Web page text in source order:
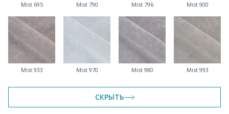
Mist 695 Mist 790 Mist 796 Mist 900
Mist 933 Mist 970 Mist 980 Mist 993
СКРЫТЬ